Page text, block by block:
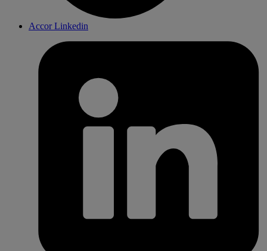
Accor Linkedin